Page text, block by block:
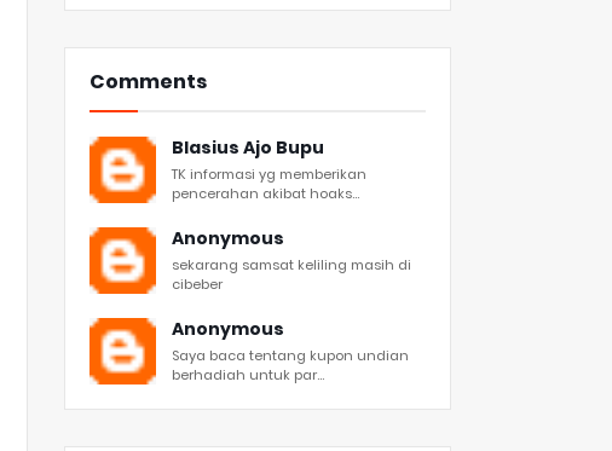
Comments
Blasius Ajo Bupu
TK informasi yg memberikan
pencerahan akibat hoaks...
Anonymous
sekarang samsat keliling masih di
cibeber
Anonymous
Saya baca tentang kupon undian
berhadiah untuk par...